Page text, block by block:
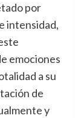
por
intensidad,
emociones
a su
de
y